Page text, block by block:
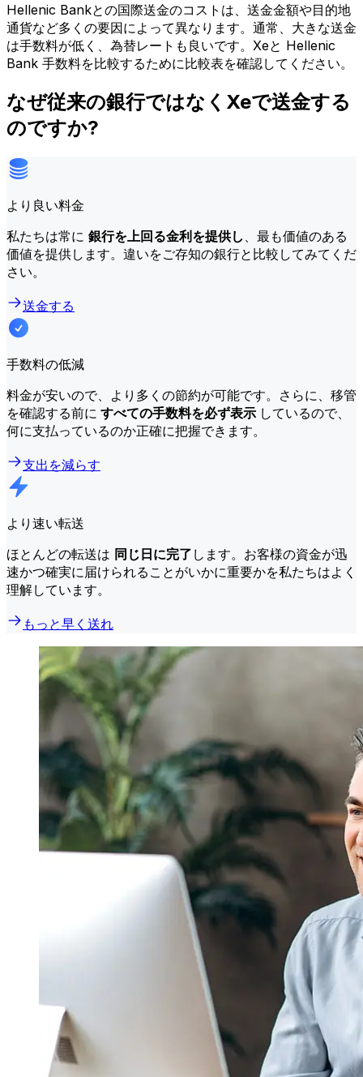
Hellenic Bankとの国際送金のコストは、送金金額や目的地
通貨など多くの要因によって異なります。通常、大きな送金
は手数料が低く、為替レートも良いです。Xeと Hellenic
Bank 手数料を比較するために比較表を確認してください。
なぜ従来の銀行ではなくXeで送金する
のですか?
より良い料金
私たちは常に 銀行を上回る金利を提供し 、最も価値のある
価値を提供します。違いをご存知の銀行と比較してみてくだ
さい。
送金する
手数料の低減
料金が安いので、より多くの節約が可能です。さらに、移管
を確認する前に すべての手数料を必ず表示 しているので、
何に支払っているのか正確に把握できます。
支出を減らす
より速い転送
ほとんどの転送は 同じ日に完了 します。お客様の資金が迅
速かつ確実に届けられることがいかに重要かを私たちはよく
理解しています。
もっと早く送れ